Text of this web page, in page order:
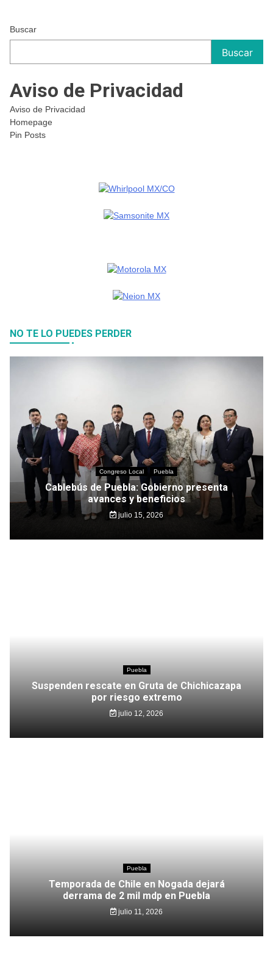
Buscar
Buscar
Aviso de Privacidad
Aviso de Privacidad
Homepage
Pin Posts
NO TE LO PUEDES PERDER
Congreso Local Puebla
Cablebús de Puebla: Gobierno presenta
avances y beneficios
julio 15, 2026
Puebla
Suspenden rescate en Gruta de Chichicazapa
por riesgo extremo
julio 12, 2026
Puebla
Temporada de Chile en Nogada dejará
derrama de 2 mil mdp en Puebla
julio 11, 2026